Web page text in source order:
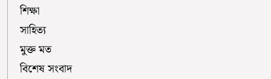
শিক্ষা
সাহিত্য
মুক্ত মত
বিশেষ সংবাদ